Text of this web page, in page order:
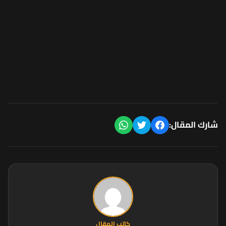
شارك المقال:
كاتب المقال